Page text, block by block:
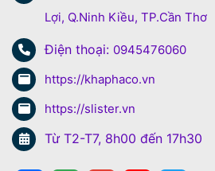
Lợi, Q.Ninh Kiều, TP.Cần Thơ
Điện thoại: 0945476060
https://khaphaco.vn
https://slister.vn
Từ T2-T7, 8h00 đến 17h30